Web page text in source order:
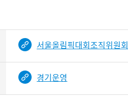
서울올림픽대회조직위원회
경기운영